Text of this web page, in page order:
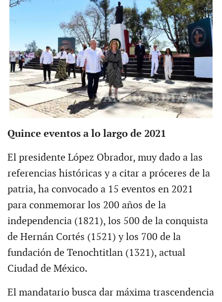
Quince eventos a lo largo de 2021
El presidente López Obrador, muy dado a las
referencias históricas y a citar a próceres de la
patria, ha convocado a 15 eventos en 2021
para conmemorar los 200 años de la
independencia (1821), los 500 de la conquista
de Hernán Cortés (1521) y los 700 de la
fundación de Tenochtitlan (1321), actual
Ciudad de México.
El mandatario busca dar máxima trascendencia